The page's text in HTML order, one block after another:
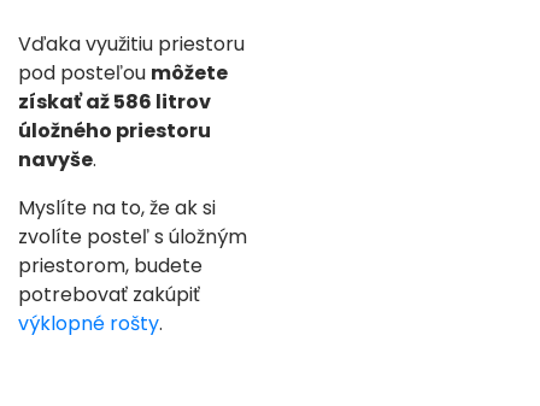
Vďaka využitiu priestoru
pod posteľou môžete
získať až 586 litrov
úložného priestoru
navyše.
Myslíte na to, že ak si
zvolíte posteľ s úložným
priestorom, budete
potrebovať zakúpiť
výklopné rošty.